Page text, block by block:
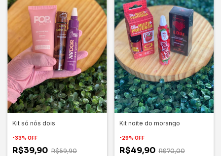
Kit só nós dois
-33% OFF
R$39,90 R$59,90
Kit noite do morango
-29% OFF
R$49,90 R$70,00